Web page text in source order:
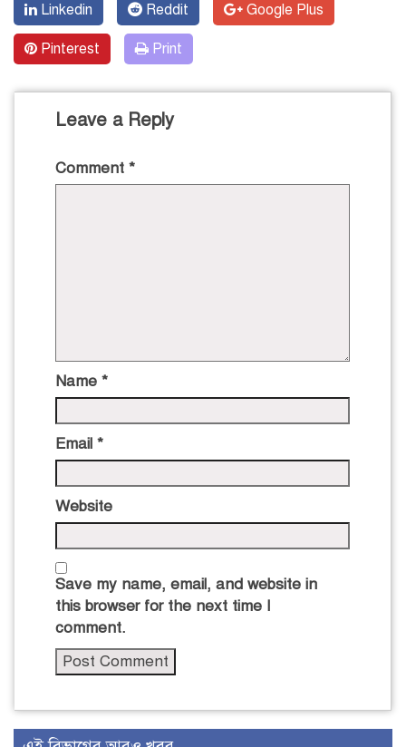
Linkedin Reddit Google Plus
Pinterest Print
Leave a Reply
Comment *
Name *
Email *
Website
Save my name, email, and website in
this browser for the next time I
comment.